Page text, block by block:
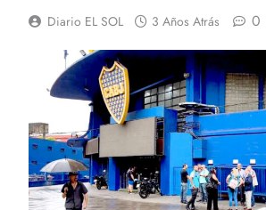
Diario EL SOL 3 Años Atrás 0